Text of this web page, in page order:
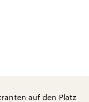
auf den Platz